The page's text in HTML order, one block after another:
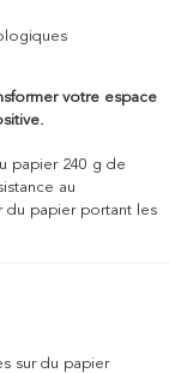
votre espace
papier 240 g de
au
du papier portant les
sur du papier